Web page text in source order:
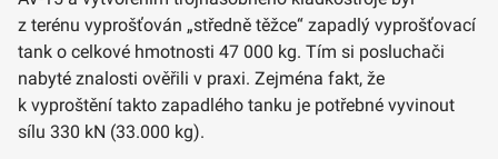
z terénu vyprošťován „středně těžce“ zapadlý vyprošťovací
tank o celkové hmotnosti 47 000 kg. Tím si posluchači
nabyté znalosti ověřili v praxi. Zejména fakt, že
k vyproštění takto zapadlého tanku je potřebné vyvinout
sílu 330 kN (33.000 kg).